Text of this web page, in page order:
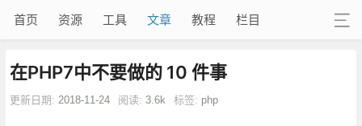
首页 资源 工具 文章 教程 栏目
在PHP7中不要做的 10 件事
更新日期: 2018-11-24 阅读: 3.6k 标签: php